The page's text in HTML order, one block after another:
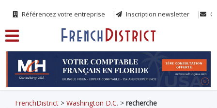
Référencez votre entreprise Inscription newsletter
FrenchDistrict >Washington D.C. >recherche